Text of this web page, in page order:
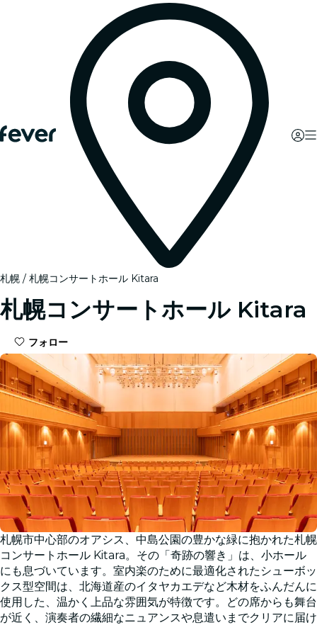
札幌 札幌コンサートホール Kitara
札幌コンサートホール Kitara
フォロー
札幌市中心部のオアシス、中島公園の豊かな緑に抱かれた札幌
コンサートホール Kitara。その「奇跡の響き」は、小ホール
にも息づいています。室内楽のために最適化されたシューボッ
クス型空間は、北海道産のイタヤカエデなど木材をふんだんに
使用した、温かく上品な雰囲気が特徴です。どの席からも舞台
が近く、演奏者の繊細なニュアンスや息遣いまでクリアに届け